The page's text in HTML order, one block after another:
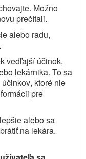
Možno
prečítali.
alebo radu,
vedľajší účinok,
lekárnika. To sa
, ktoré nie
pre
alebo sa
na lekára.